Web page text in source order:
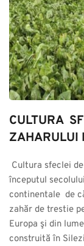
CULTURA
ZAHARULUI
începutul
continentale  de
zahăr de trestie
Europa şi din
construită în